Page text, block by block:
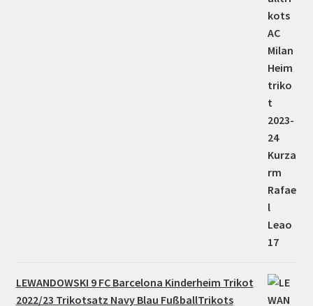
LEWANDOWSKI 9 FC Barcelona Kinderheim Trikot
2022/23 Trikotsatz Navy Blau FußballTrikots